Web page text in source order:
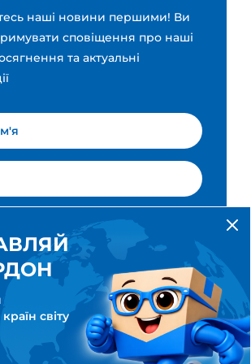
наші новини першими! Ви
сповіщення про наші
та актуальні
вашої розсилки Українська
Всі права захищені. Meest ПОШТА®
світу